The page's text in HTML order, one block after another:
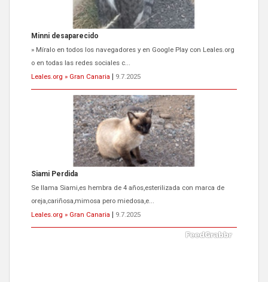
Minni desaparecido
» Míralo en todos los navegadores y en Google Play con Leales.org
o en todas las redes sociales c...
Leales.org » Gran Canaria
9.7.2025
Siami Perdida
Se llama Siami,es hembra de 4 años,esterilizada con marca de
oreja,cariñosa,mimosa pero miedosa,e...
Leales.org » Gran Canaria
9.7.2025